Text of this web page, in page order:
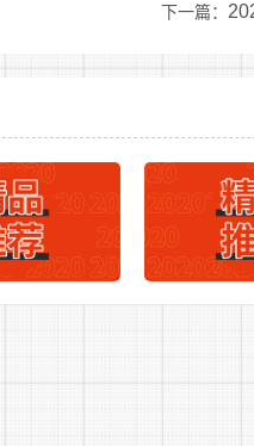
学位的可上传院系盖章的
育部留学服务中心出具的
，200M以内，压缩包形式
学生干部证明材料或学生
盖公章的书面证明。(5)个
现场审核时须提供以上资
下一篇：